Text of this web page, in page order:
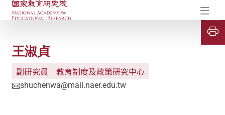
國家教育研究院-研究成果典藏庫
王淑貞
副研究員 教育制度及政策研究中心
shuchenwa@mail.naer.edu.tw